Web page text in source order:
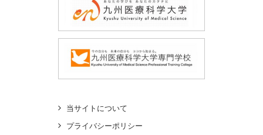
当サイトについて
プライバシーポリシー